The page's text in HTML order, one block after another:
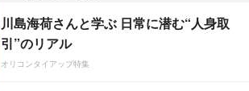
川島海荷さんと学ぶ 日常に潜む“人身取
引”のリアル
オリコンタイアップ特集